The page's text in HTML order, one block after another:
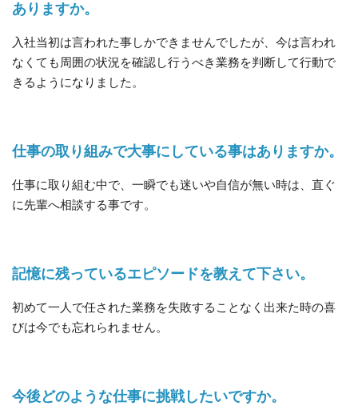
ありますか。
入社当初は言われた事しかできませんでしたが、今は言われ
なくても周囲の状況を確認し行うべき業務を判断して行動で
きるようになりました。
仕事の取り組みで大事にしている事はありますか。
仕事に取り組む中で、一瞬でも迷いや自信が無い時は、直ぐ
に先輩へ相談する事です。
記憶に残っているエピソードを教えて下さい。
初めて一人で任された業務を失敗することなく出来た時の喜
びは今でも忘れられません。
今後どのような仕事に挑戦したいですか。